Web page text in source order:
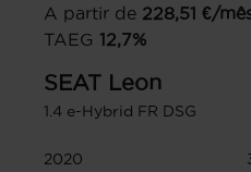
A partir de 228,51 €/
TAEG 12,7%
SEAT Leon
1.4 e-Hybrid FR DSG
2020